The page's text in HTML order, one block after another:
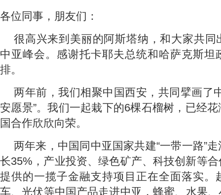
各位同事，朋友们：
很高兴来到美丽的阿斯塔纳，和大家共同
中亚峰会。感谢托卡耶夫总统和哈萨克斯坦
排。
两年前，我们相聚中国西安，共同擘画了
安愿景”。我们一起栽下的6棵石榴树，已经
国合作欣欣向荣。
两年来，中国同中亚国家共建“一带一路”
长35%，产业投资、绿色矿产、科技创新等
提供的一揽子金融支持项目正在全面落实。
车、光伏等中国产品走进中亚，蜂蜜、水果